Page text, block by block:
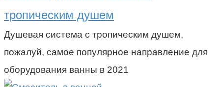
тропическим душем
Душевая система с тропическим душем,
пожалуй, самое популярное направление для
оборудования ванны в 2021